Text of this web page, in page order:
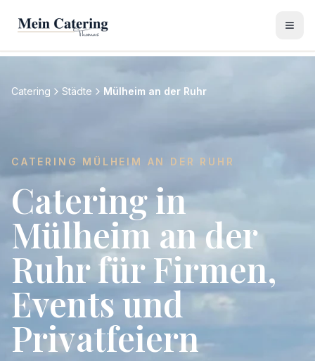
Catering Städte Mülheim an der Ruhr
CATERING MÜLHEIM AN DER RUHR
Catering in
Mülheim an der
Ruhr für Firmen,
Events und
Privatfeiern